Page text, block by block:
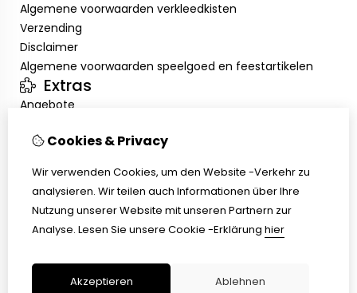
Algemene voorwaarden verkleedkisten
Verzending
Disclaimer
Algemene voorwaarden speelgoed en feestartikelen
Extras
Angebote
Inloggen
Kundenservice
Retouren
Cookies & Privacy
Wir verwenden Cookies, um den Website -Verkehr zu
analysieren. Wir teilen auch Informationen über Ihre
Nutzung unserer Website mit unseren Partnern zur
Analyse. Lesen Sie unsere Cookie -Erklärung hier
Akzeptieren Ablehnen